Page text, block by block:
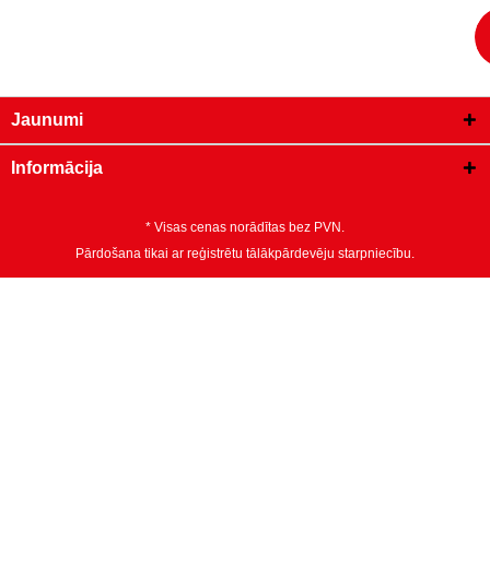
Jaunumi
Informācija
* Visas cenas norādītas bez PVN.
Pārdošana tikai ar reģistrētu tālākpārdevēju starpniecību.